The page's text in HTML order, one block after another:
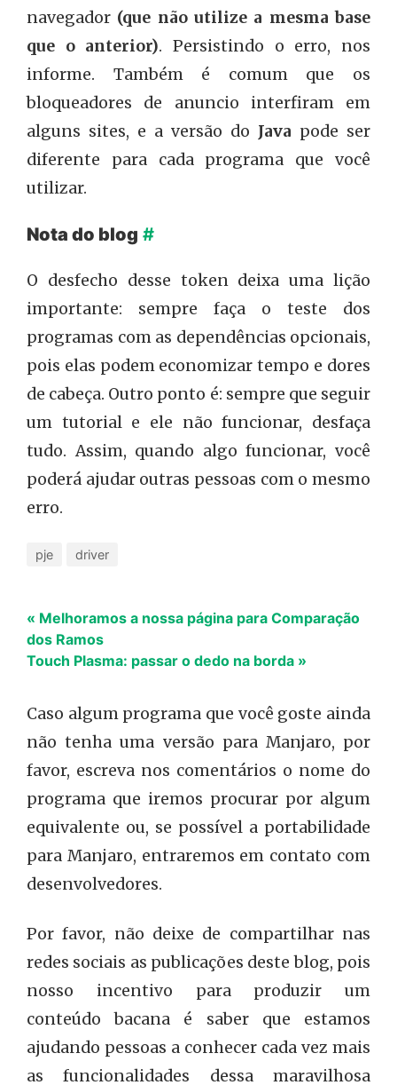
navegador (que não utilize a mesma base
que o anterior). Persistindo o erro, nos
informe. Também é comum que os
bloqueadores de anuncio interfiram em
alguns sites, e a versão do Java pode ser
diferente para cada programa que você
utilizar.
Nota do blog #
O desfecho desse token deixa uma lição
importante: sempre faça o teste dos
programas com as dependências opcionais,
pois elas podem economizar tempo e dores
de cabeça. Outro ponto é: sempre que seguir
um tutorial e ele não funcionar, desfaça
tudo. Assim, quando algo funcionar, você
poderá ajudar outras pessoas com o mesmo
erro.
pje driver
« Melhoramos a nossa página para Comparação
dos Ramos
Touch Plasma: passar o dedo na borda »
Caso algum programa que você goste ainda
não tenha uma versão para Manjaro, por
favor, escreva nos comentários o nome do
programa que iremos procurar por algum
equivalente ou, se possível a portabilidade
para Manjaro, entraremos em contato com
desenvolvedores.
Por favor, não deixe de compartilhar nas
redes sociais as publicações deste blog, pois
nosso incentivo para produzir um
conteúdo bacana é saber que estamos
ajudando pessoas a conhecer cada vez mais
as funcionalidades dessa maravilhosa